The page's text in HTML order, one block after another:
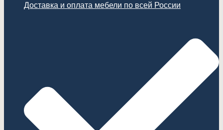
Доставка и оплата мебели по всей России